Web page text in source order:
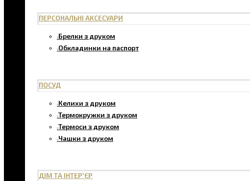
ПЕРСОНАЛЬНІ АКСЕСУАРИ
Брелки з друком
Обкладинки на паспорт
ПОСУД
Келихи з друком
Термокружки з друком
Термоси з друком
Чашки з друком
ДІМ ТА ІНТЕР'ЄР